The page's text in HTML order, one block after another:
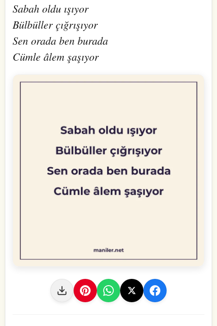
Sabah oldu ışıyor
Bülbüller çığrışıyor
Sen orada ben burada
Cümle âlem şaşıyor